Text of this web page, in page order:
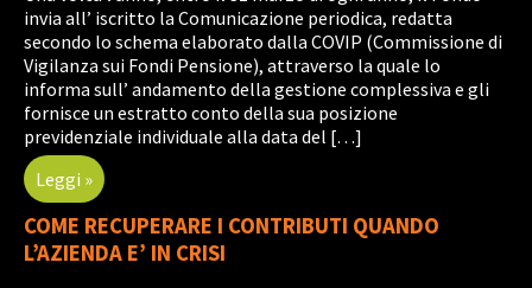
invia all’ iscritto la Comunicazione periodica, redatta
secondo lo schema elaborato dalla COVIP (Commissione di
Vigilanza sui Fondi Pensione), attraverso la quale lo
informa sull’ andamento della gestione complessiva e gli
fornisce un estratto conto della sua posizione
previdenziale individuale alla data del […]
Leggi »
COME RECUPERARE I CONTRIBUTI QUANDO
L’AZIENDA E’ IN CRISI